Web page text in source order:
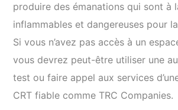
produire des émanations qui sont à
inflammables et dangereuses pour
Si vous n’avez pas accès à un
vous devrez peut-être utiliser une
test ou faire appel aux services
CRT fiable comme TRC Companies.